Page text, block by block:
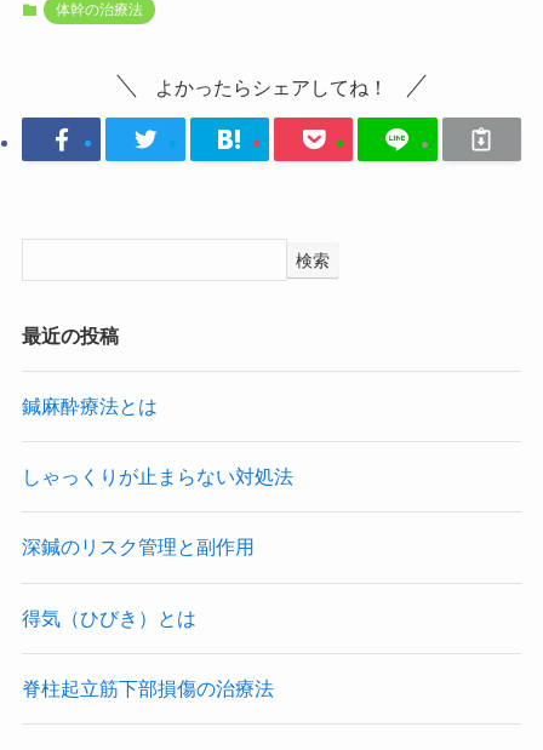
体幹の治療法
よかったらシェアしてね！
検索
最近の投稿
鍼麻酔療法とは
しゃっくりが止まらない対処法
深鍼のリスク管理と副作用
得気（ひびき）とは
脊柱起立筋下部損傷の治療法